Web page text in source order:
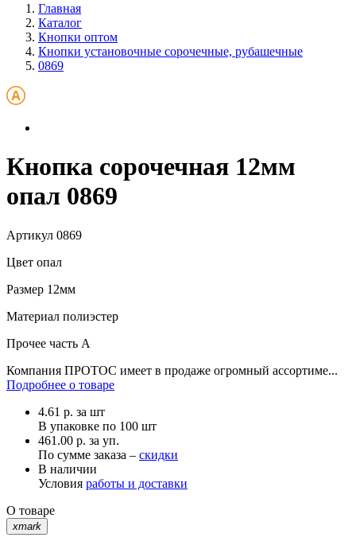
Главная
Каталог
Кнопки оптом
Кнопки установочные сорочечные, рубашечные
0869
Кнопка сорочечная 12мм
опал 0869
Артикул 0869
Цвет опал
Размер 12мм
Материал полиэстер
Прочее часть A
Компания ПРОТОС имеет в продаже огромный ассортиме...
Подробнее о товаре
4.61 р. за шт
В упаковке по 100 шт
461.00 р. за уп.
По сумме заказа – скидки
В наличии
Условия работы и доставки
О товаре
xmark